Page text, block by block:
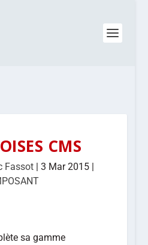
CMS
Fassot| 3 Mar 2015|
sa gamme